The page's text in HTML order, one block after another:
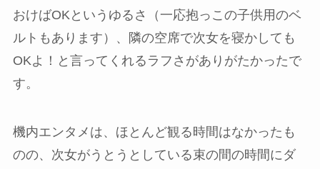
おけばOKというゆるさ（一応抱っこの子供用のベ
ルトもあります）、隣の空席で次女を寝かしても
OKよ！と言ってくれるラフさがありがたかったで
す。
機内エンタメは、ほとんど観る時間はなかったも
のの、次女がうとうとしている束の間の時間にダ